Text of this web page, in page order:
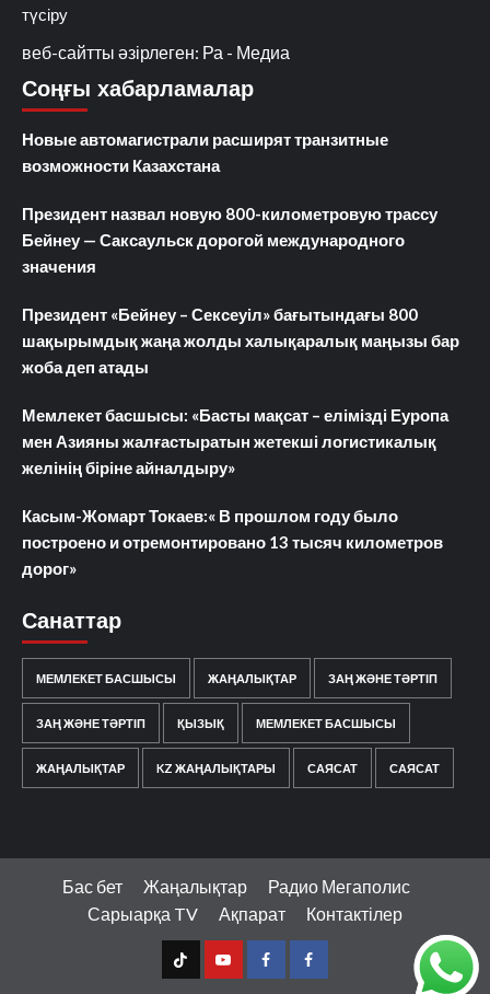
түсіру
веб-сайтты әзірлеген: Ра - Медиа
Соңғы хабарламалар
Новые автомагистрали расширят транзитные
возможности Казахстана
Президент назвал новую 800-километровую трассу
Бейнеу — Саксаульск дорогой международного
значения
Президент «Бейнеу – Сексеуіл» бағытындағы 800
шақырымдық жаңа жолды халықаралық маңызы бар
жоба деп атады
Мемлекет басшысы: «Басты мақсат – елімізді Еуропа
мен Азияны жалғастыратын жетекші логистикалық
желінің біріне айналдыру»
Касым-Жомарт Токаев:« В прошлом году было
построено и отремонтировано 13 тысяч километров
дорог»
Санаттар
МЕМЛЕКЕТ БАСШЫСЫ ЖАҢАЛЫҚТАР ЗАҢ ЖӘНЕ ТӘРТІП
ЗАҢ ЖӘНЕ ТӘРТІП ҚЫЗЫҚ МЕМЛЕКЕТ БАСШЫСЫ
ЖАҢАЛЫҚТАР KZ ЖАҢАЛЫҚТАРЫ САЯСАТ САЯСАТ
Бас бет Жаңалықтар
Радио Мегаполис
Сарыарқа TV
Ақпарат Контактілер
ТТ YouTube
FB1 FB2